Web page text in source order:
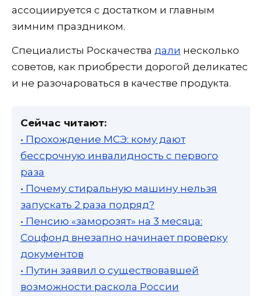
ассоциируется с достатком и главным
зимним праздником.
Специалисты Роскачества дали несколько
советов, как приобрести дорогой деликатес
и не разочароваться в качестве продукта.
Сейчас читают:
• Прохождение МСЭ: кому дают
бессрочную инвалидность с первого
раза
• Почему стиральную машину нельзя
запускать 2 раза подряд?
• Пенсию «заморозят» на 3 месяца:
Соцфонд внезапно начинает проверку
документов
• Путин заявил о существовавшей
возможности раскола России